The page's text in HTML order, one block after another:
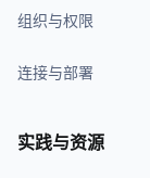
组织与权限
连接与部署
实践与资源